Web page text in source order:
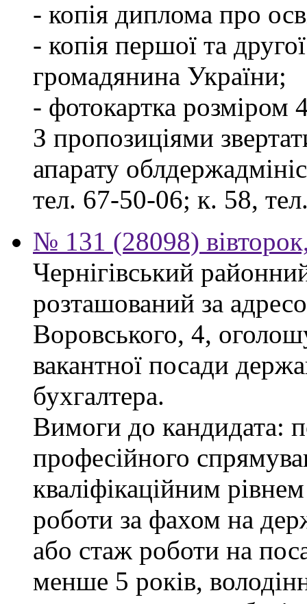
- копія диплома про
- копія першої та
громадянина України;
- фотокартка розміром
З пропозиціями
апарату
тел. 67-50-06; к. 58,
№ 131 (28098)
Чернігівський
розташований за
Воровського, 4,
вакантної посади
бухгалтера.
Вимоги до кандидата:
професійного
кваліфікаційним
роботи за фахом на
або стаж роботи на
менше 5 років,